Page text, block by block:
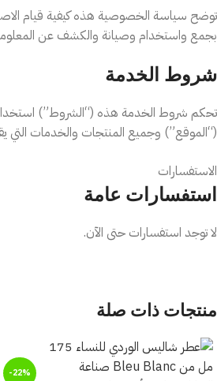
خيار رائع للاستخدام اليومي والهدايا.
✨ النوتات العطرية
القلب: التوت الأحمر والتوت العليق ولمسات
القاعدة: المسك الأبيض والأخشاب الخفيفة.
📦 محتويات العبوة
زجاجة عطر
AURA Sorbetto Rosso
سعة 50 مل ، سعة 100 مل
👌 مناسب لـ
توضح سياسة الخصوصية هذه كيفية قيام
بجمع واستخدام وصيانة والكشف عن
شروط الخدمة
تحكم شروط الخدمة هذه (“الشروط”)
(“الموقع”) وجميع المنتجات والخدمات التي
سياسة الإلغاء / الإرجاع /
يمكنك طلب الإرجاع في حالة عدم سلامة
الاستفسارات
استفسارات عامة
لا توجد استفسارات حتى الآن.
منتجات ذات صلة
-22%